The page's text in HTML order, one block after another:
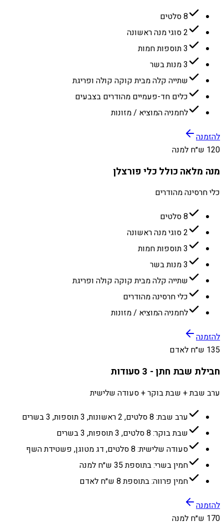
8 סלטים
2 סוגי מנה ראשונה
3 תוספות חמות
3 מנות בשר
שתייה קלה מבית קוקה קולה ופריגת
כלים חד-פעמיים מהודרים בצבעים
לחמניה המוציא / מזונות
להזמנה
120 ש״ח למנה
מנה מלאה כולל כלי פורצלן
כלי חרסינה מהודרים
8 סלטים
2 סוגי מנה ראשונה
3 תוספות חמות
3 מנות בשר
שתייה קלה מבית קוקה קולה ופריגת
כלי חרסינה מהודרים
לחמניה המוציא / מזונות
להזמנה
135 ש״ח לאדם
חבילת שבת חתן - 3 סעודות
ערב שבת + שבת בוקר + סעודה שלישית
ערב שבת: 8 סלטים, 2 ראשונות, 3 תוספות, 3 בשרים
שבת בוקר: 8 סלטים, 3 תוספות, 3 בשרים
סעודה שלישית: 8 סלטים, דג מטוגן, פשטידת השף
חמין בשרי: בתוספת 35 ש״ח למנה
חמין פרווה: בתוספת 8 ש״ח לאדם
להזמנה
170 ש״ח למנה